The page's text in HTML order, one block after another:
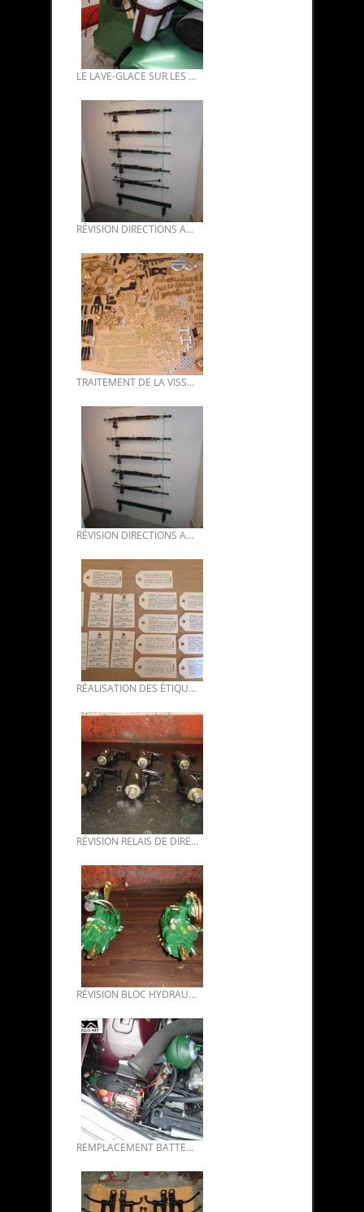
LE LAVE-GLACE SUR LES DS INJECTION ELECTRONIQUE CLIMATISÉES.
RÉVISION DIRECTIONS ASSISTÉES DS 02.
TRAITEMENT DE LA VISSERIE : ZINGAGE BICHROMATE, PASSIVATION.
RÉVISION DIRECTIONS ASSISTÉES DS 03.
RÉALISATION DES ÉTIQUETTES SIGNALÉTIQUES DES CARROSSERIES DS BIS.
RÉVISION RELAIS DE DIRECTION DS.
RÉVISION BLOC HYDRAULIQUE DS BVH.
REMPLACEMENT BATTERIE SUR CITROËN SM.